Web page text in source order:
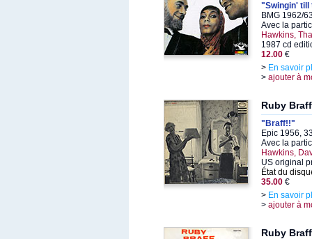
"Swingin' till
BMG 1962/
Avec la
Hawkins,
1987 cd
12.00 €
> En savoir
> ajouter à
Ruby Braff
"Braff!!"
Epic 1956,
Avec la
Hawkins,
US original
État du
35.00 €
> En savoir
> ajouter à
Ruby Braff